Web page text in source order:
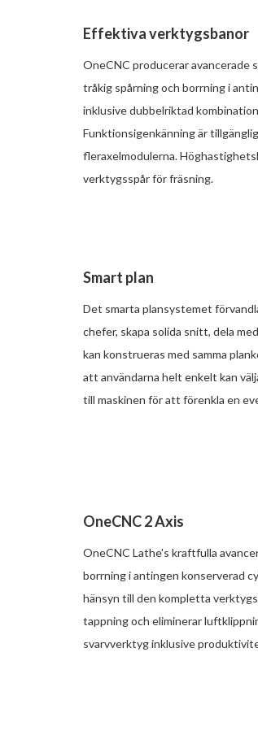
Effektiva verktygsbanor
OneCNC producerar avancerade
tråkig spårning och borrning i
inklusive dubbelriktad
Funktionsigenkänning är
fleraxelmodulerna.
verktygsspår för fräsning.
Smart plan
Det smarta plansystemet
chefer, skapa solida snitt, dela
kan konstrueras med samma
att användarna helt enkelt kan
till maskinen för att förenkla en
OneCNC 2 Axis
OneCNC Lathe's kraftfulla
borrning i antingen konserverad
hänsyn till den kompletta
tappning och eliminerar
svarvverktyg inklusive